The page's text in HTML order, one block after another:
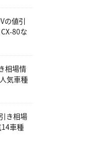
の値引
80な
相場情
気車種
き相場
車種